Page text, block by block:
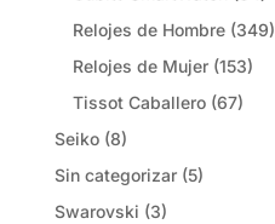
Relojes de Hombre (349)
Relojes de Mujer (153)
Tissot Caballero (67)
Seiko (8)
Sin categorizar (5)
Swarovski (3)